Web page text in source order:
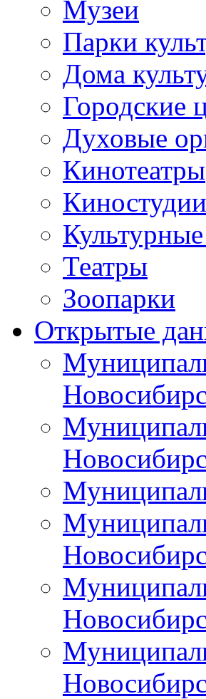
Музеи
Парки
Дома
Городские
Духовые
Кинотеатры
Киностудии
Театры
Зоопарки
Открытые